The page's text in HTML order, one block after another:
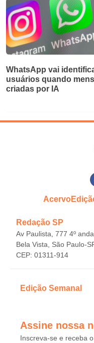
WhatsApp vai
usuários quando
criadas por IA
Acervo
Redação SP
Av Paulista, 777 4º
Bela Vista, São Paulo-
CEP: 01311-914
Edição Semanal
Assine nossa
Inscreva-se e receba